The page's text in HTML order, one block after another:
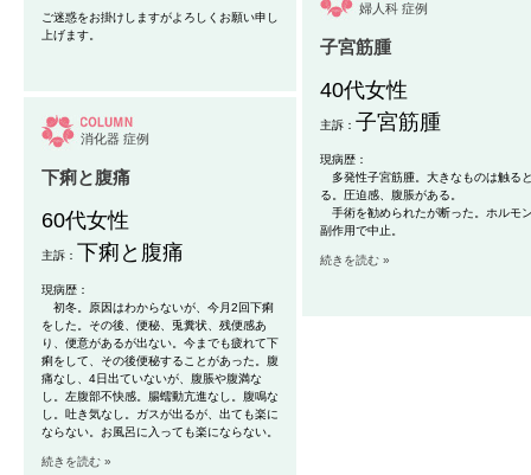
ご迷惑をお掛けしますがよろしくお願い申し
上げます。
婦人科 症例
子宮筋腫
40代女性
主訴： 子宮筋腫
現病歴：
多発性子宮筋腫。大きなものは触る
る 。圧迫感、腹脹がある。
手術を勧められたが断った。ホルモ
副作用で中止。
続きを読む »
消化器 症例
下痢と腹痛
60代女性
主訴： 下痢と腹痛
現病歴：
初冬。原因はわからないが、今月2回下痢
をした。その後、便秘、兎糞状、残便感あ
り、便意があるが出ない。今までも疲れて下
痢をして、その後便秘することがあった。腹
痛なし、4日出ていないが、腹脹や腹満な
し。左腹部不快感。腸蠕動亢進なし。腹鳴な
し。吐き気なし。ガスが出るが、出ても楽に
ならない。お風呂に入っても楽にならない。
続きを読む »